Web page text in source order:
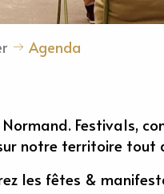
Agenda
Festivals,
notre territoire tout
les fêtes &